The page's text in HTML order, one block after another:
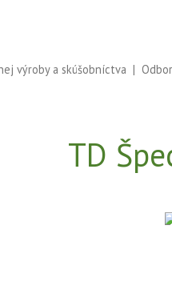
výroby a skúšobníctva
TD